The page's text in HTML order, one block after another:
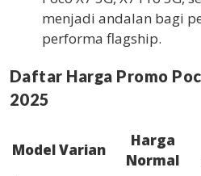
menjadi andalan bagi
performa flagship.
Daftar Harga Promo
2025
ModelVarian
Harga
Normal